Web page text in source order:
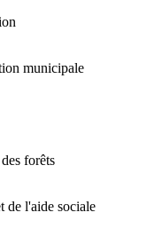
municipale
forêts
de l'aide sociale